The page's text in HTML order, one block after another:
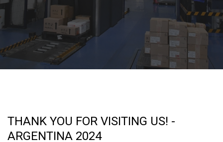
THANK YOU FOR VISITING US! -
ARGENTINA 2024